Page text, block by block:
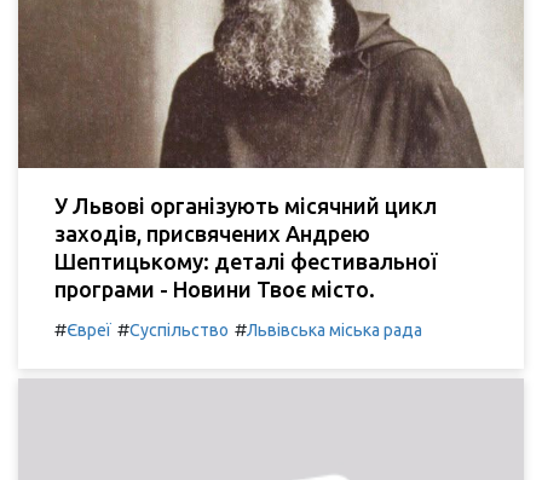
У Львові організують місячний цикл
заходів, присвячених Андрею
Шептицькому: деталі фестивальної
програми - Новини Твоє місто.
#Євреї #Суспільство #Львівська міська рада